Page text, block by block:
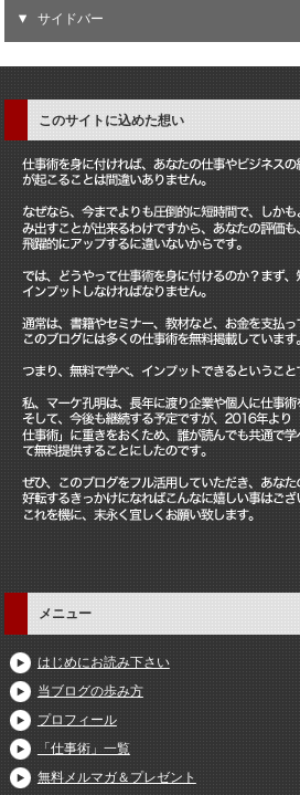
サイドバー
このサイトに込めた想い
メニュー
はじめにお読み下さい
当ブログの歩み方
プロフィール
「仕事術」一覧
無料メルマガ＆プレゼント